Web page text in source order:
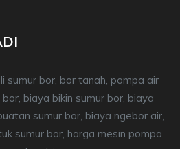
sumur bor, bor tanah, pompa air
biaya bikin sumur bor, biaya
sumur bor, biaya ngebor air,
sumur bor, harga mesin pompa